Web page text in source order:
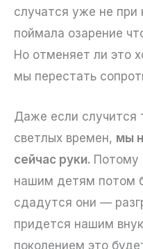
случатся уже не
поймала озарение
Но отменяет ли это
мы перестать
Даже если
светлых времен, мы
сейчас руки. Потому
нашим детям потом
сдадутся они —
придется нашим
поколением это